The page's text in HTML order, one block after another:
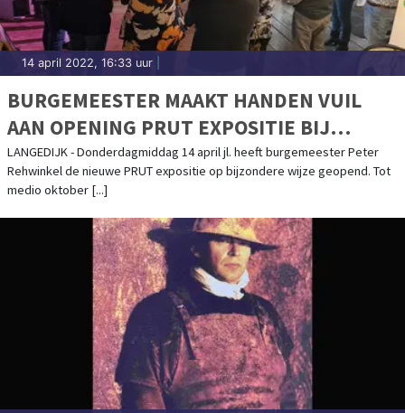
14 april 2022, 16:33 uur
BURGEMEESTER MAAKT HANDEN VUIL
AAN OPENING PRUT EXPOSITIE BIJ
MUSEUM BROEKERVEILING
LANGEDIJK - Donderdagmiddag 14 april jl. heeft burgemeester Peter
Rehwinkel de nieuwe PRUT expositie op bijzondere wijze geopend. Tot
medio oktober [...]